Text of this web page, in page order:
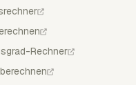
Rechner